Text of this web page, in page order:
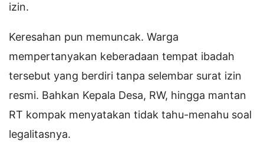
izin.
Keresahan pun memuncak. Warga
mempertanyakan keberadaan tempat ibadah
tersebut yang berdiri tanpa selembar surat izin
resmi. Bahkan Kepala Desa, RW, hingga mantan
RT kompak menyatakan tidak tahu-menahu soal
legalitasnya.